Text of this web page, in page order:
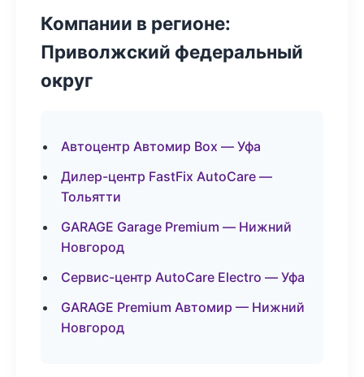
Компании в регионе:
Приволжский федеральный
округ
Автоцентр Автомир Box — Уфа
Дилер-центр FastFix AutoCare —
Тольятти
GARAGE Garage Premium — Нижний
Новгород
Сервис-центр AutoCare Electro — Уфа
GARAGE Premium Автомир — Нижний
Новгород